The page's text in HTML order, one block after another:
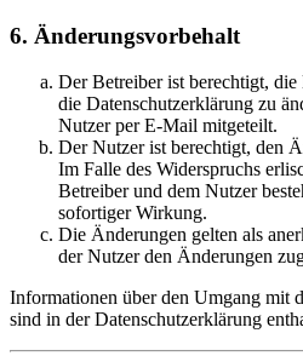
6. Änderungsvorbehalt
Der Betreiber ist berechtigt,
die Datenschutzerklärung zu
Nutzer per E-Mail mitgeteilt.
Der Nutzer ist berechtigt, den
Im Falle des Widerspruchs
Betreiber und dem Nutzer
sofortiger Wirkung.
Die Änderungen gelten als
der Nutzer den Änderungen
Informationen über den Umgang mit
sind in der Datenschutzerklärung